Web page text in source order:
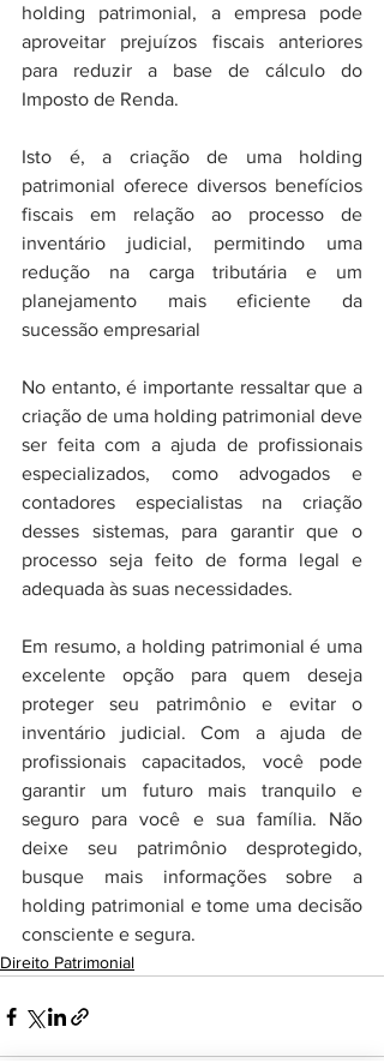
holding patrimonial, a empresa pode
aproveitar prejuízos fiscais anteriores
para reduzir a base de cálculo do
Imposto de Renda.
Isto é, a criação de uma holding
patrimonial oferece diversos benefícios
fiscais em relação ao processo de
inventário judicial, permitindo uma
redução na carga tributária e um
planejamento mais eficiente da
sucessão empresarial
No entanto, é importante ressaltar que a
criação de uma holding patrimonial deve
ser feita com a ajuda de profissionais
especializados, como advogados e
contadores especialistas na criação
desses sistemas, para garantir que o
processo seja feito de forma legal e
adequada às suas necessidades.
Em resumo, a holding patrimonial é uma
excelente opção para quem deseja
proteger seu patrimônio e evitar o
inventário judicial. Com a ajuda de
profissionais capacitados, você pode
garantir um futuro mais tranquilo e
seguro para você e sua família. Não
deixe seu patrimônio desprotegido,
busque mais informações sobre a
holding patrimonial e tome uma decisão
consciente e segura.
Direito Patrimonial